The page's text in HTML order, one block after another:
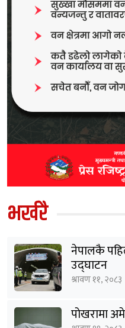
भर्खरै
नेपालकै
उद्घाटन
श्रावण ११, २०८३
पोखरामा